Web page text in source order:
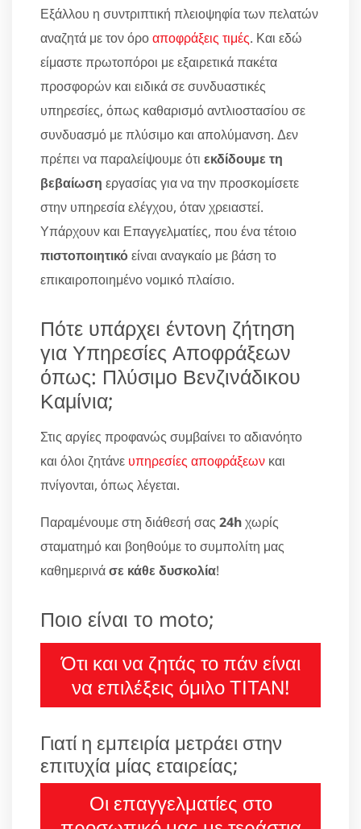
Εξάλλου η συντριπτική πλειοψηφία των πελατών
αναζητά με τον όροαποφράξεις τιμές. Και εδώ
είμαστε πρωτοπόροι με εξαιρετικά πακέτα
προσφορών και ειδικά σε συνδυαστικές
υπηρεσίες, όπως καθαρισμό αντλιοστασίου σε
συνδυασμό με πλύσιμο και απολύμανση. Δεν
πρέπει να παραλείψουμε ότι εκδίδουμε τη
βεβαίωση εργασίας για να την προσκομίσετε
στην υπηρεσία ελέγχου, όταν χρειαστεί.
Υπάρχουν και Επαγγελματίες, που ένα τέτοιο
πιστοποιητικόείναι αναγκαίο με βάση το
επικαιροποιημένο νομικό πλαίσιο.
Πότε υπάρχει έντονη ζήτηση
για Υπηρεσίες Αποφράξεων
όπως: Πλύσιμο Βενζινάδικου
Καμίνια;
Στις αργίες προφανώς συμβαίνει το αδιανόητο
και όλοι ζητάνε υπηρεσίες αποφράξεων και
πνίγονται, όπως λέγεται.
Παραμένουμε στη διάθεσή σας 24hχωρίς
σταματημό και βοηθούμε το συμπολίτη μας
καθημερινάσε κάθε δυσκολία!
Ποιο είναι το moto;
Ότι και να ζητάς το πάν είναι
να επιλέξεις όμιλο ΤΙΤΑΝ!
Γιατί η εμπειρία μετράει στην
επιτυχία μίας εταιρείας;
Οι επαγγελματίες στο